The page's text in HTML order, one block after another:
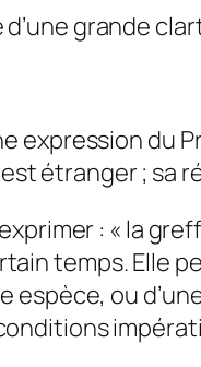
d’une grande
expression du
est étranger ;
: « la
temps. Elle
espèce, ou